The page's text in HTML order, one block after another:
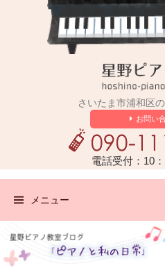
さいたま市浦和区
お問い
電話受付：10
メニュー